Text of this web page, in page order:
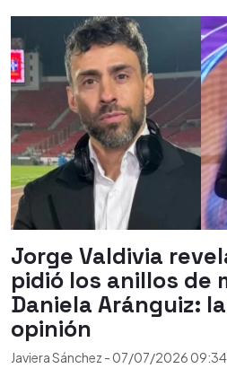
Jorge Valdivia
pidió los anillos de
Daniela Aránguiz:
opinión
Javiera Sánchez - 07/07/2026 09:34